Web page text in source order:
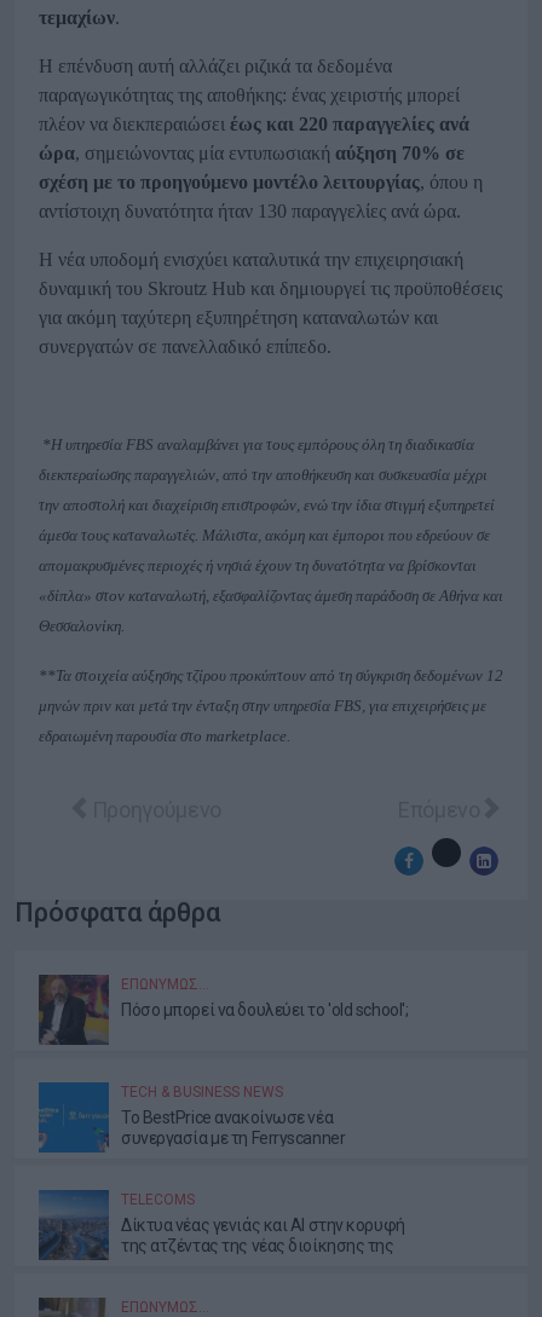
τεμαχίων.
Η επένδυση αυτή αλλάζει ριζικά τα δεδομένα
παραγωγικότητας της αποθήκης: ένας χειριστής μπορεί
πλέον να διεκπεραιώσει έως και 220 παραγγελίες ανά
ώρα, σημειώνοντας μία εντυπωσιακή αύξηση 70% σε
σχέση με το προηγούμενο μοντέλο λειτουργίας, όπου η
αντίστοιχη δυνατότητα ήταν 130 παραγγελίες ανά ώρα.
Η νέα υποδομή ενισχύει καταλυτικά την επιχειρησιακή
δυναμική του Skroutz Hub και δημιουργεί τις προϋποθέσεις
για ακόμη ταχύτερη εξυπηρέτηση καταναλωτών και
συνεργατών σε πανελλαδικό επίπεδο.
*Η υπηρεσία FBS αναλαμβάνει για τους εμπόρους όλη τη διαδικασία
διεκπεραίωσης παραγγελιών, από την αποθήκευση και συσκευασία μέχρι
την αποστολή και διαχείριση επιστροφών, ενώ την ίδια στιγμή εξυπηρετεί
άμεσα τους καταναλωτές. Μάλιστα, ακόμη και έμποροι που εδρεύουν σε
απομακρυσμένες περιοχές ή νησιά έχουν τη δυνατότητα να βρίσκονται
«δίπλα» στον καταναλωτή, εξασφαλίζοντας άμεση παράδοση σε Αθήνα και
Θεσσαλονίκη.
**Τα στοιχεία αύξησης τζίρου προκύπτουν από τη σύγκριση δεδομένων 12
μηνών πριν και μετά την ένταξη στην υπηρεσία FBS , για επιχειρήσεις με
εδραιωμένη παρουσία στο marketplace
Πρόσφατα άρθρα
ΕΠΩΝΎΜΩΣ…
Πόσο μπορεί να δουλεύει το 'old school';
TECH & BUSINESS NEWS
Το BestPrice ανακοίνωσε νέα
συνεργασία με τη Ferryscanner
TELECOMS
Δίκτυα νέας γενιάς και AI στην κορυφή
της ατζέντας της νέας διοίκησης της
ΕΠΩΝΎΜΩΣ…